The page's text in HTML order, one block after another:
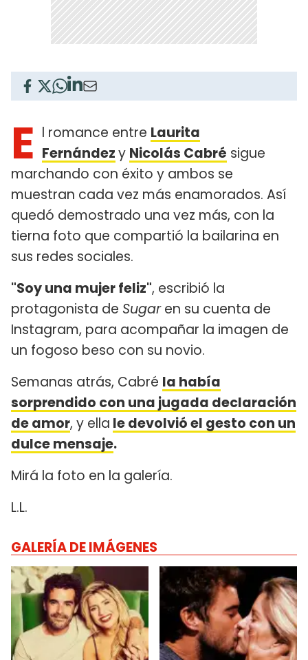
E l romance entre Laurita
Fernándezy Nicolás Cabré sigue
marchando con éxito y ambos se
muestran cada vez más enamorados. Así
quedó demostrado una vez más, con la
tierna foto que compartió la bailarina en
sus redes sociales.
"Soy una mujer feliz", escribió la
protagonista de Sugaren su cuenta de
Instagram, para acompañar la imagen de
un fogoso beso con su novio.
Semanas atrás, Cabré la había
sorprendido con una jugada declaración
de amor, y ella le devolvió el gesto con un
dulce mensaje.
Mirá la foto en la galería.
L.L.
GALERÍA DE IMÁGENES